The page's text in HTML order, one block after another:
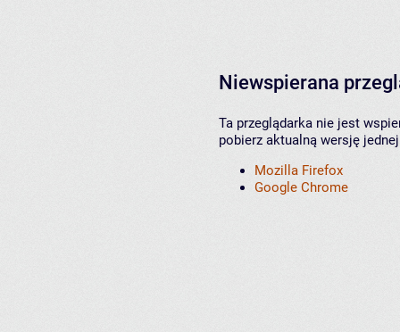
Niewspierana
Ta przeglądarka nie jest
pobierz aktualną wersję
Mozilla Firefox
Google Chrome